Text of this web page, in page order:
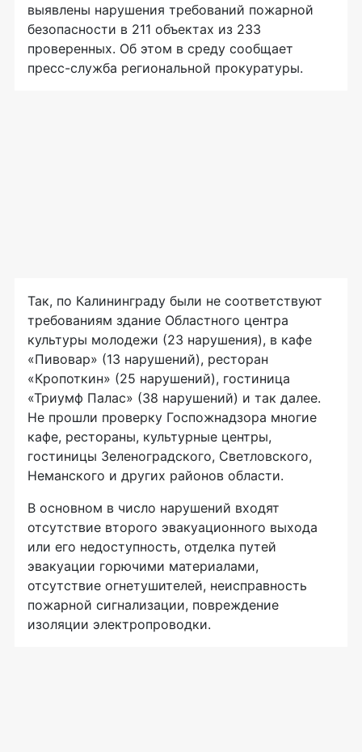
выявлены нарушения требований пожарной
безопасности в 211 объектах из 233
проверенных. Об этом в среду сообщает
пресс-служба региональной прокуратуры.
Так, по Калининграду были не соответствуют
требованиям здание Областного центра
культуры молодежи (23 нарушения), в кафе
«Пивовар» (13 нарушений), ресторан
«Кропоткин» (25 нарушений), гостиница
«Триумф Палас» (38 нарушений) и так далее.
Не прошли проверку Госпожнадзора многие
кафе, рестораны, культурные центры,
гостиницы Зеленоградского, Светловского,
Неманского и других районов области.
В основном в число нарушений входят
отсутствие второго эвакуационного выхода
или его недоступность, отделка путей
эвакуации горючими материалами,
отсутствие огнетушителей, неисправность
пожарной сигнализации, повреждение
изоляции электропроводки.